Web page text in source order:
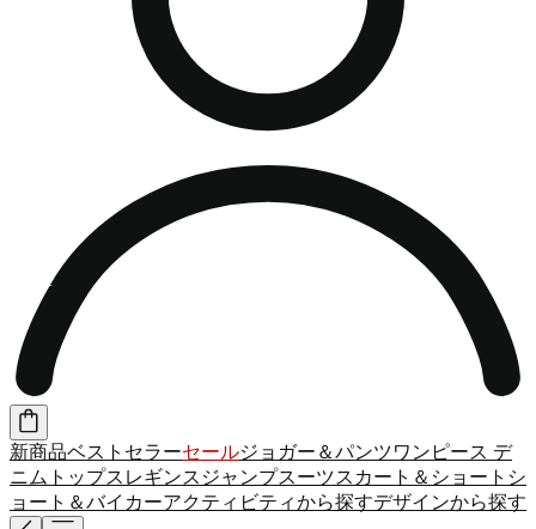
新商品ベストセラーセールジョガー＆パンツワンピース デ
ニム トップス レギンス ジャンプスーツスカート＆ショート シ
ョート＆バイカーアクティビティから探すデザインから探す